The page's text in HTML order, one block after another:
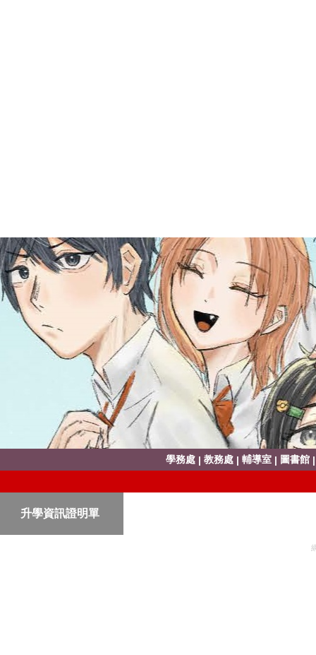
學務處| 教務處| 輔導室| 圖書館
升學資訊證明單